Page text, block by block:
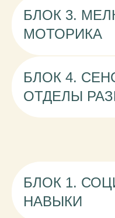
БЛОК 3.
МОТОРИКА
БЛОК 4.
ОТДЕЛЫ
ПОСЛЕ
МОДУЛЯ
НАВЫКИ.
БЛОК 1.
НАВЫКИ